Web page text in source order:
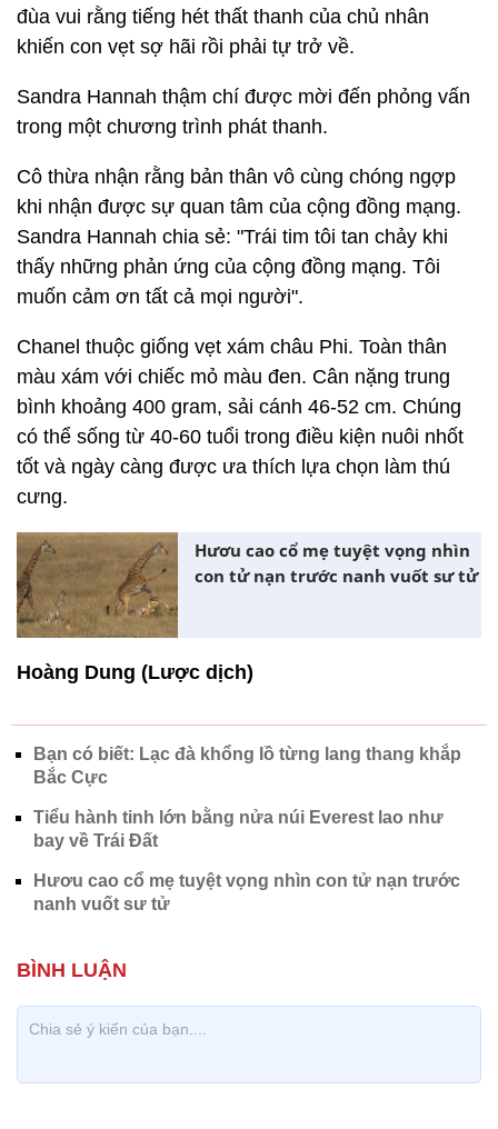
đùa vui rằng tiếng hét thất thanh của chủ nhân
khiến con vẹt sợ hãi rồi phải tự trở về.
Sandra Hannah thậm chí được mời đến phỏng vấn
trong một chương trình phát thanh.
Cô thừa nhận rằng bản thân vô cùng chóng ngợp
khi nhận được sự quan tâm của cộng đồng mạng.
Sandra Hannah chia sẻ: "Trái tim tôi tan chảy khi
thấy những phản ứng của cộng đồng mạng. Tôi
muốn cảm ơn tất cả mọi người".
Chanel thuộc giống vẹt xám châu Phi. Toàn thân
màu xám với chiếc mỏ màu đen. Cân nặng trung
bình khoảng 400 gram, sải cánh 46-52 cm. Chúng
có thể sống từ 40-60 tuổi trong điều kiện nuôi nhốt
tốt và ngày càng được ưa thích lựa chọn làm thú
cưng.
Hươu cao cổ mẹ tuyệt vọng nhìn
con tử nạn trước nanh vuốt sư tử
Hoàng Dung (Lược dịch)
Bạn có biết: Lạc đà khổng lồ từng lang thang khắp
Bắc Cực
Tiểu hành tinh lớn bằng nửa núi Everest lao như
bay về Trái Đất
Hươu cao cổ mẹ tuyệt vọng nhìn con tử nạn trước
nanh vuốt sư tử